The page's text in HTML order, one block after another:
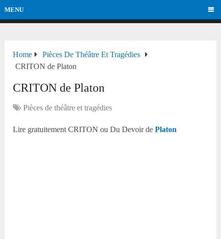
MENU
Home
Pièces De Théâtre Et Tragédies
CRITON de Platon
CRITON de Platon
Pièces de théâtre et tragédies
Lire gratuitement CRITON ou Du Devoir dePlaton